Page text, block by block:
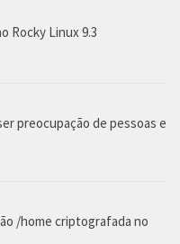
Rocky Linux 9.3
preocupação de pessoas e
/home criptografada no